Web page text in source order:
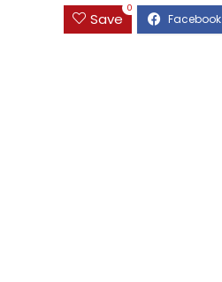
Save
0